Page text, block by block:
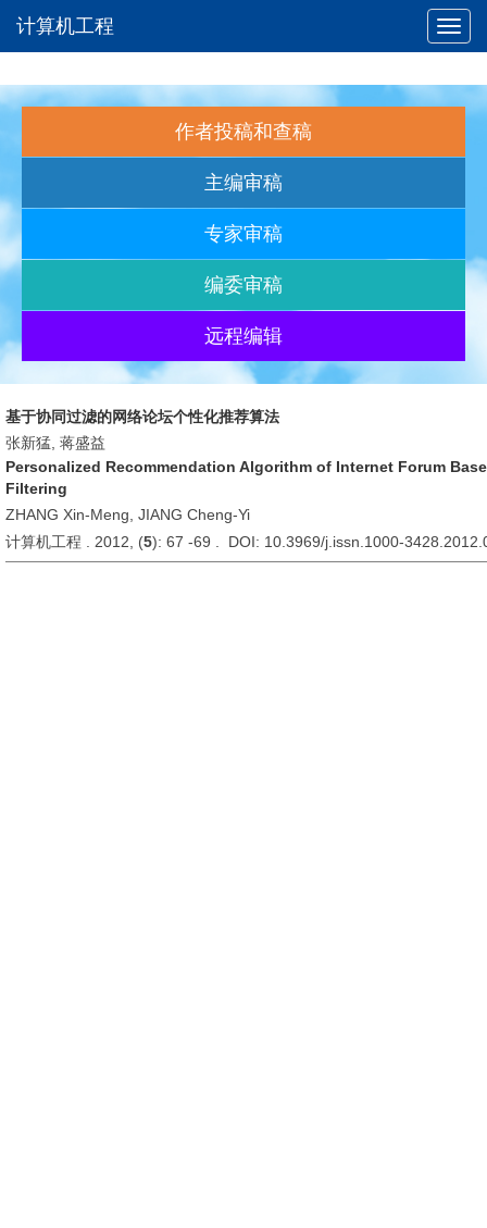
计算机工程
作者投稿和查稿
主编审稿
专家审稿
编委审稿
远程编辑
基于协同过滤的网络论坛个性化推荐算法
张新猛, 蒋盛益
Personalized Recommendation Algorithm of Internet Forum
Filtering
ZHANG Xin-Meng, JIANG Cheng-Yi
计算机工程 . 2012, (5): 67 -69 . DOI: 10.3969/j.issn.1000-